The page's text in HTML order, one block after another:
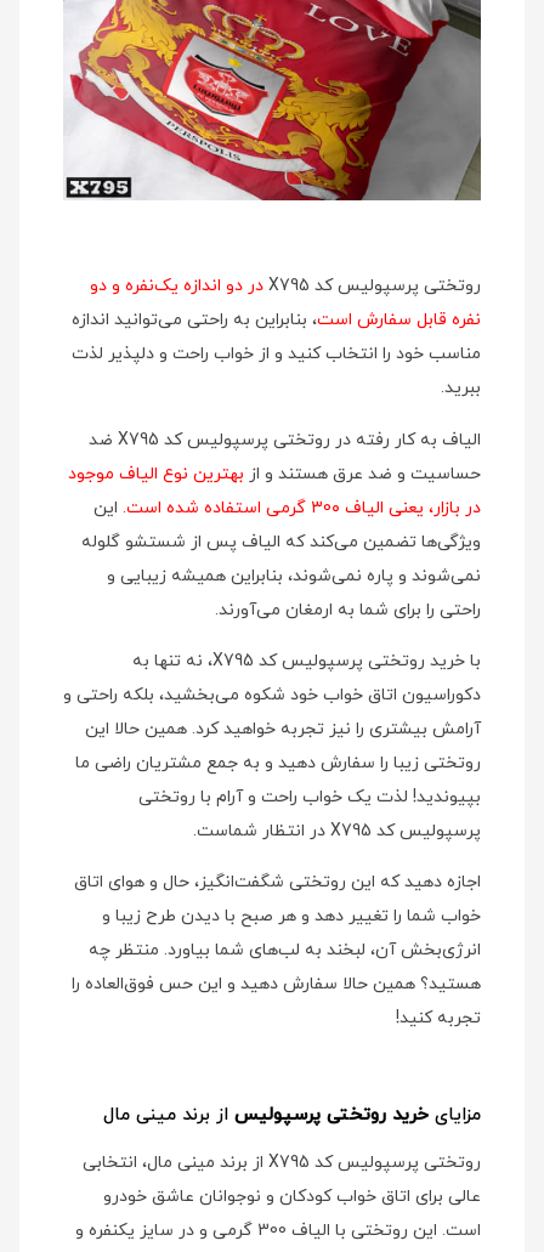
روتختی پرسپولیس کد X795
در دو اندازه یک‌نفره و دو
نفره قابل سفارش است، بنابراین به راحتی می‌توانید اندازه
مناسب خود را انتخاب کنید و از خواب راحت و دلپذیر لذت
ببرید.
الیاف به کار رفته در روتختی پرسپولیس کد X795 ضد
حساسیت و ضد عرق هستند و از بهترین نوع الیاف موجود
در بازار، یعنی الیاف ۳0۰ گرمی استفاده شده است.
این
ویژگی‌ها تضمین می‌کند که الیاف پس از شستشو گلوله
نمی‌شوند و پاره نمی‌شوند، بنابراین همیشه زیبایی و
راحتی را برای شما به ارمغان می‌آورند.
با خرید روتختی پرسپولیس کد X795، نه تنها به
دکوراسیون اتاق خواب خود شکوه می‌بخشید، بلکه راحتی و
آرامش بیشتری را نیز تجربه خواهید کرد. همین حالا این
روتختی زیبا را سفارش دهید و به جمع مشتریان راضی ما
بپیوندید! لذت یک خواب راحت و آرام با روتختی
پرسپولیس کد X795 در انتظار شماست.
اجازه دهید که این روتختی شگفت‌انگیز، حال و هوای اتاق
خواب شما را تغییر دهد و هر صبح با دیدن طرح زیبا و
انرژی‌بخش آن، لبخند به لب‌های شما بیاورد. منتظر چه
هستید؟ همین حالا سفارش دهید و این حس فوق‌العاده را
تجربه کنید!
مزایای خرید روتختی پرسپولیس از برند مینی مال
روتختی پرسپولیس کد X795 از برند مینی مال، انتخابی
عالی برای اتاق خواب کودکان و نوجوانان عاشق خودرو
است. این روتختی با الیاف 300 گرمی و در سایز یکنفره و